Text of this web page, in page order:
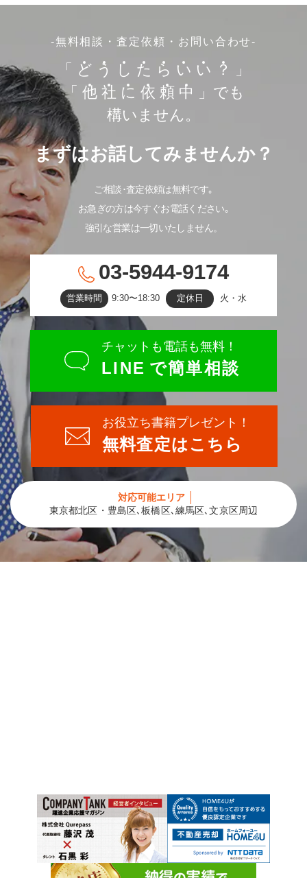
-無料相談・査定依頼・お問い合わせ-
「 ど う し た ら い い ？
」
「 他 社 に 依 頼 中 」でも
構いません。
まずはお話してみませんか？
ご相談･査定依頼は無料です｡
お急ぎの方は今すぐお電話ください｡
強引な営業は一切いたしません。
03-5944-9174
営業時間 9:30〜18:30 定休日 火・水
チャットも電話も無料！
LINE で簡単相談
お役立ち書籍プレゼント！
無料査定はこちら
対応可能エリア
東京都北区・豊島区､板橋区､練馬区､文京区周辺